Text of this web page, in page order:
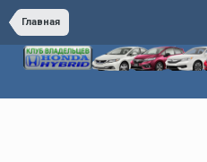
Главная